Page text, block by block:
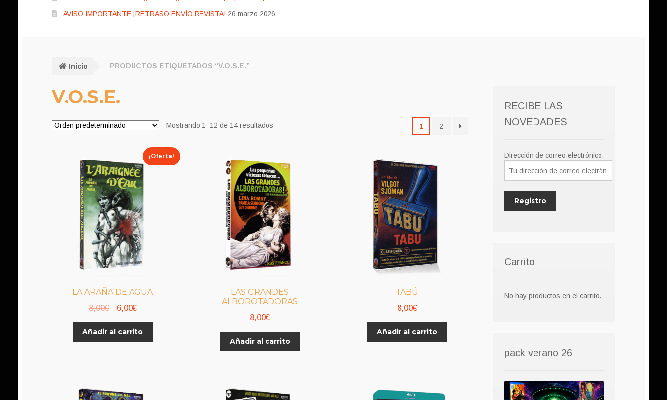
AVISO IMPORTANTE ¡RETRASO ENVÍO REVISTA! 26 marzo 2026
Inicio PRODUCTOS ETIQUETADOS “V.O.S.E.”
V.O.S.E.
Mostrando 1–12 de 14 resultados 1 2
LA ARAÑA DE AGUA
¡Oferta!
8,00€
El
precio
original
6,00€El
precio
actual
Añadir al carrito
LAS GRANDES
ALBOROTADORAS
8,00€
Añadir al carrito
TABÚ
8,00€
Añadir al carrito
RECIBE LAS
NOVEDADES
Dirección de correo electrónico:
Carrito
No hay productos en el carrito.
pack verano 26